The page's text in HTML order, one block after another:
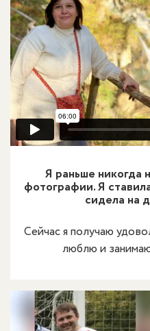
Я раньше никогда
фотографии. Я
сидела на
Сейчас я получаю
люблю и